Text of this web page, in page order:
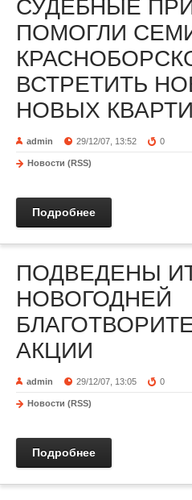
СУДЕБНЫЕ
ПОМОГЛИ
ВСТРЕТИТЬ
НОВЫХ
admin 29/12/07, 13:52 0
Новости (RSS)
Подробнее
ПОДВЕДЕНЫ
НОВОГОДНЕЙ
АКЦИИ
admin 29/12/07, 13:05 0
Новости (RSS)
Подробнее